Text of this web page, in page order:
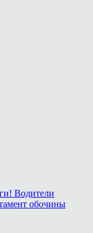
Водители
обочины